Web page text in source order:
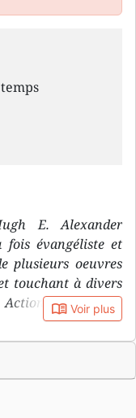
E. Alexander
évangéliste et
plusieurs oeuvres
touchant à divers
Biblique,
Action Biblique ,
biblique de
de littérature par
La Maison de
Un de ses
book_open Voir plus